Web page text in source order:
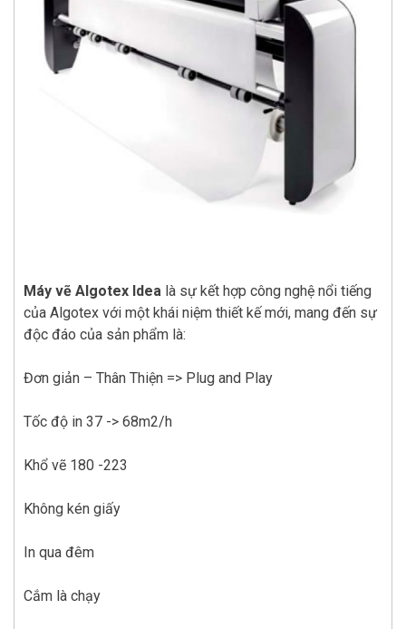
Máy vẽ Algotex Idea là sự kết hợp công nghệ nổi tiếng
của Algotex với một khái niệm thiết kế mới, mang đến sự
độc đáo của sản phẩm là:
Đơn giản – Thân Thiện => Plug and Play
Tốc độ in 37 -> 68m2/h
Khổ vẽ 180 -223
Không kén giấy
In qua đêm
Cắm là chạy